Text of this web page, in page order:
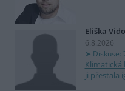
Eliška
6.8.2026
Diskuse:
Klimatická
ji přestala